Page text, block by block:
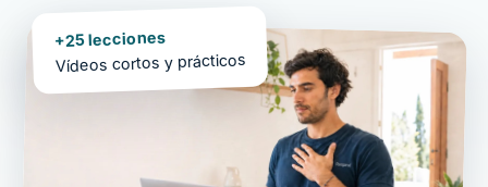
+25 lecciones
Vídeos cortos y prácticos